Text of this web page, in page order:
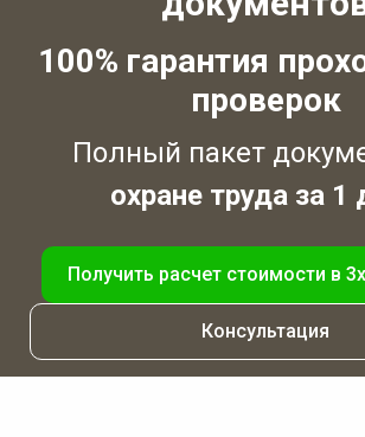
100% гарантия
проверок
Полный пакет
охране труда за 1
Получить расчет стоимости в
Консультация